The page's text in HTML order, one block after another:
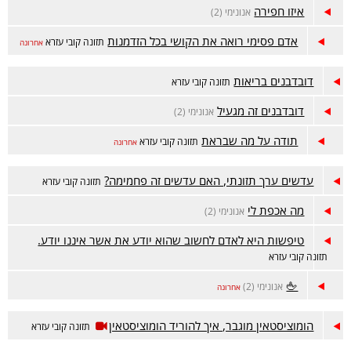
איזו חפירה אנונימי (2)
אדם פסימי רואה את הקושי בכל הזדמנות תזונה קובי עזרא אחרונה
דובדבנים בריאות תזונה קובי עזרא
דובדבנים זה מגעיל אנונימי (2)
תודה על מה שבראת תזונה קובי עזרא אחרונה
עדשים ערך תזונתי, האם עדשים זה פחמימה? תזונה קובי עזרא
מה אכפת לי אנונימי (2)
טיפשות היא לאדם לחשוב שהוא יודע את אשר איננו יודע.
תזונה קובי עזרא
🖕 אנונימי (2) אחרונה
הומוציסטאין מוגבר, איך להוריד הומוציסטאין תזונה קובי עזרא